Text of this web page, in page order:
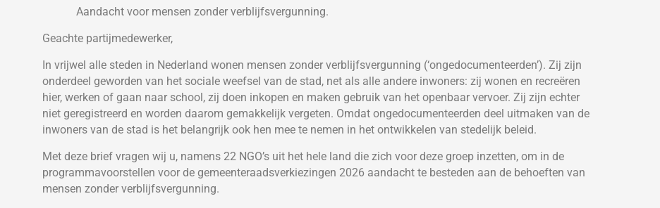
Aandacht voor mensen zonder verblijfsvergunning.
Geachte partijmedewerker,
In vrijwel alle steden in Nederland wonen mensen zonder verblijfsvergunning (‘ongedocumenteerden’). Zij zijn
onderdeel geworden van het sociale weefsel van de stad, net als alle andere inwoners: zij wonen en recreëren
hier, werken of gaan naar school, zij doen inkopen en maken gebruik van het openbaar vervoer. Zij zijn echter
niet geregistreerd en worden daarom gemakkelijk vergeten. Omdat ongedocumenteerden deel uitmaken van de
inwoners van de stad is het belangrijk ook hen mee te nemen in het ontwikkelen van stedelijk beleid.
Met deze brief vragen wij u, namens 22 NGO’s uit het hele land die zich voor deze groep inzetten, om in de
programmavoorstellen voor de gemeenteraadsverkiezingen 2026 aandacht te besteden aan de behoeften van
mensen zonder verblijfsvergunning.